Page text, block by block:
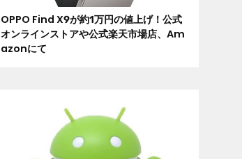
OPPO Find X9が約1万円の値上げ！公式
オンラインストアや公式楽天市場店、Am
azonにて